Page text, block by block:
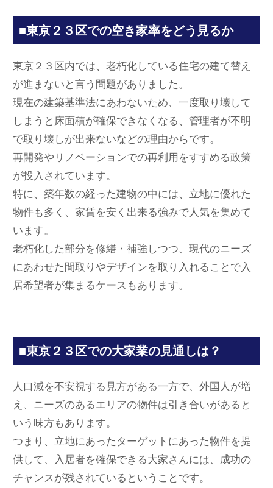
■東京２３区での空き家率をどう見るか
東京２３区内では、老朽化している住宅の建て替え
が進まないと言う問題がありました。
現在の建築基準法にあわないため、一度取り壊して
しまうと床面積が確保できなくなる、管理者が不明
で取り壊しが出来ないなどの理由からです。
再開発やリノベーションでの再利用をすすめる政策
が投入されています。
特に、築年数の経った建物の中には、立地に優れた
物件も多く、家賃を安く出来る強みで人気を集めて
います。
老朽化した部分を修繕・補強しつつ、現代のニーズ
にあわせた間取りやデザインを取り入れることで入
居希望者が集まるケースもあります。
■東京２３区での大家業の見通しは？
人口減を不安視する見方がある一方で、外国人が増
え、ニーズのあるエリアの物件は引き合いがあると
いう味方もあります。
つまり、立地にあったターゲットにあった物件を提
供して、入居者を確保できる大家さんには、成功の
チャンスが残されているということです。